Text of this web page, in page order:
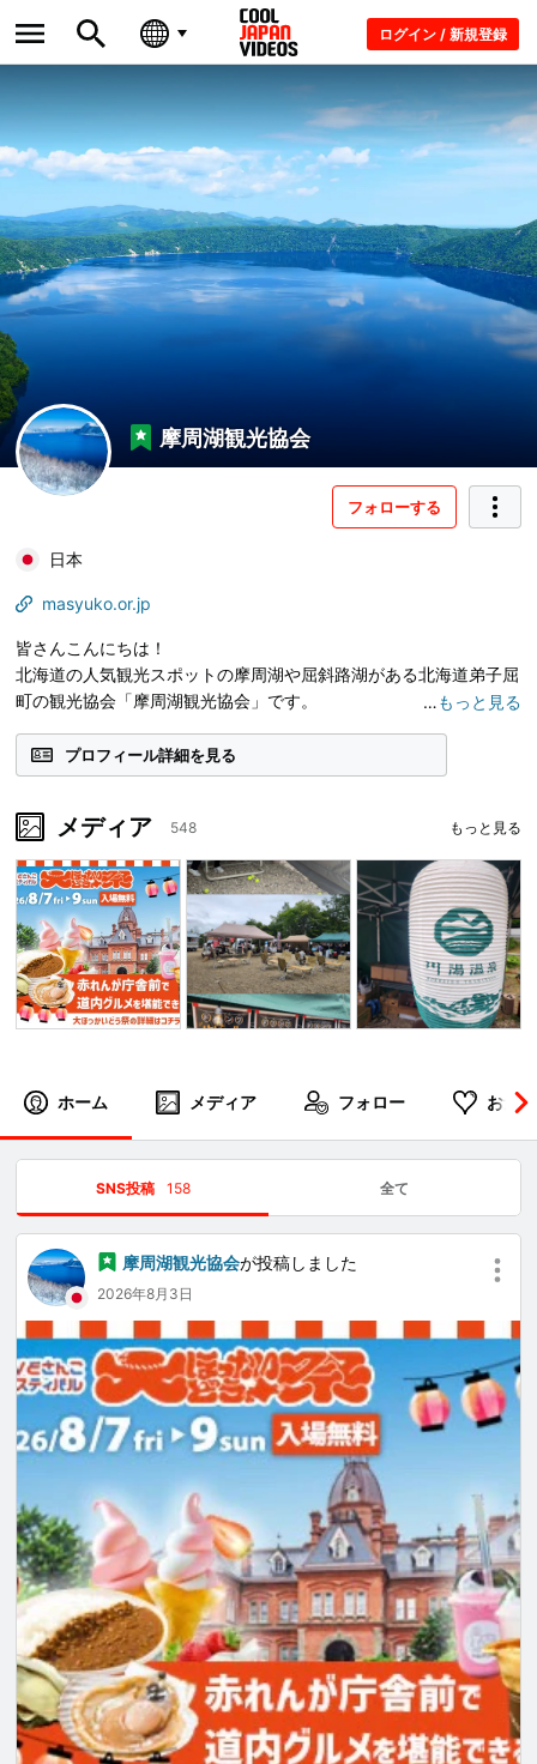
ログイン / 新規登録
摩周湖観光協会
フォローする
日本
masyuko.or.jp
皆さんこんにちは！
北海道の人気観光スポットの摩周湖や屈斜路湖がある北海道弟子屈
町の観光協会「摩周湖観光協会」です。
摩周湖の世界でもトップクラスの透明度を誇る湖面、そして日本最
大のカルデラ湖（火山の火口に水がたまった湖）でもある屈斜路湖
多くの皆様に知っていただきたい弟子屈町の魅力を発信していきま
すのでよろしくお願いします！
…もっと見る
プロフィール詳細を見る
メディア 548 もっと見る
ホーム メディア フォロー お気
SNS投稿 158 全て
摩周湖観光協会が投稿しました
2026年8月3日